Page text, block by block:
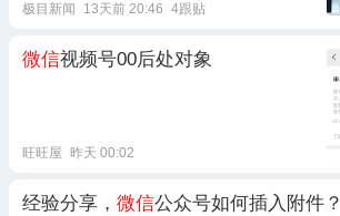
极目新闻 13天前 20:46 4跟贴
微信视频号00后处对象
旺旺屋 昨天 00:02
经验分享， 微信公众号如何插入附件？